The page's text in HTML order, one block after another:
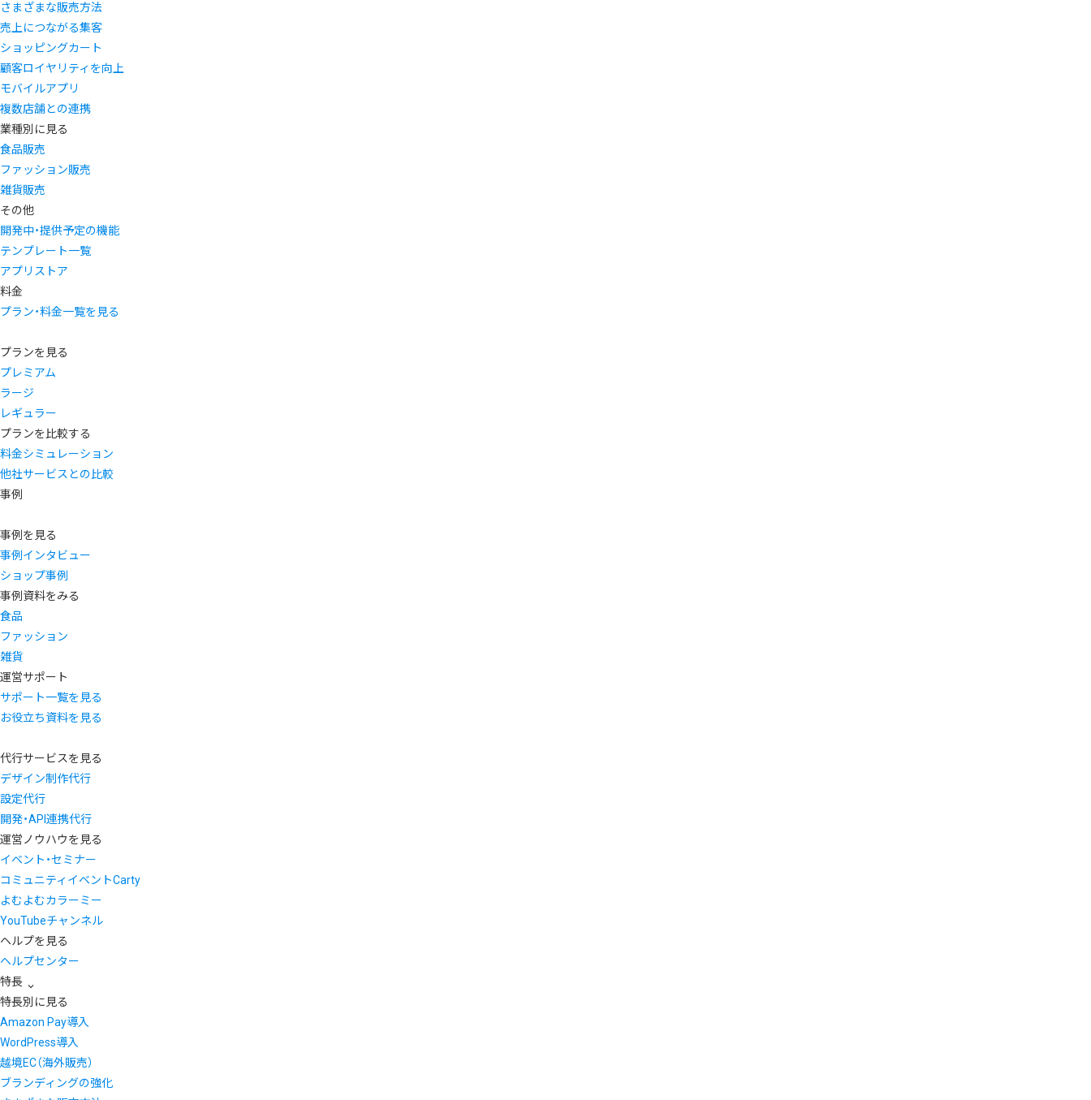
さまざまな販売方法
売上につながる集客
ショッピングカート
顧客ロイヤリティを向上
モバイルアプリ
複数店舗との連携
業種別に見る
食品販売
ファッション販売
雑貨販売
その他
開発中・提供予定の機能
テンプレート一覧
アプリストア
料金
プラン・料金一覧を見る
プランを見る
プレミアム
ラージ
レギュラー
プランを比較する
料金シミュレーション
他社サービスとの比較
事例
事例を見る
事例インタビュー
ショップ事例
事例資料をみる
食品
ファッション
雑貨
運営サポート
サポート一覧を見る
お役立ち資料を見る
代行サービスを見る
デザイン制作代行
設定代行
開発・API連携代行
運営ノウハウを見る
イベント・セミナー
コミュニティイベントCarty
よむよむカラーミー
YouTubeチャンネル
ヘルプを見る
ヘルプセンター
特長
特長別に見る
Amazon Pay導入
WordPress導入
越境EC（海外販売）
ブランディングの強化